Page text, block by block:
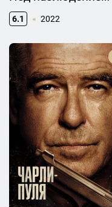
6.1 2022